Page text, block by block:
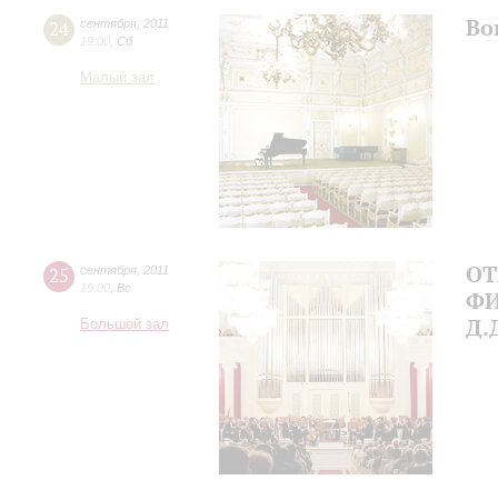
24 сентября 2011
19:00 Сб
Малый зал
25 сентября 2011
19:00 Вс
Большой зал